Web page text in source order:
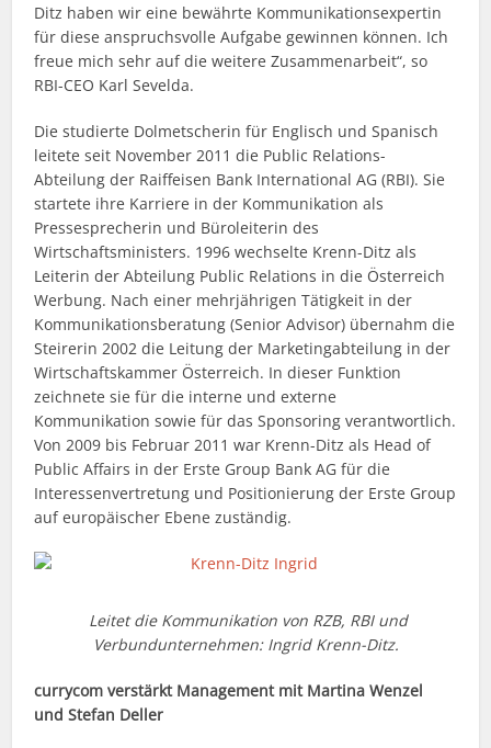
Ditz haben wir eine bewährte Kommunikationsexpertin
für diese anspruchsvolle Aufgabe gewinnen können. Ich
freue mich sehr auf die weitere Zusammenarbeit“, so
RBI-CEO Karl Sevelda.
Die studierte Dolmetscherin für Englisch und Spanisch
leitete seit November 2011 die Public Relations-
Abteilung der Raiffeisen Bank International AG (RBI). Sie
startete ihre Karriere in der Kommunikation als
Pressesprecherin und Büroleiterin des
Wirtschaftsministers. 1996 wechselte Krenn-Ditz als
Leiterin der Abteilung Public Relations in die Österreich
Werbung. Nach einer mehrjährigen Tätigkeit in der
Kommunikationsberatung (Senior Advisor) übernahm die
Steirerin 2002 die Leitung der Marketingabteilung in der
Wirtschaftskammer Österreich. In dieser Funktion
zeichnete sie für die interne und externe
Kommunikation sowie für das Sponsoring verantwortlich.
Von 2009 bis Februar 2011 war Krenn-Ditz als Head of
Public Affairs in der Erste Group Bank AG für die
Interessenvertretung und Positionierung der Erste Group
auf europäischer Ebene zuständig.
Leitet die Kommunikation von RZB, RBI und
Verbundunternehmen: Ingrid Krenn-Ditz.
currycom verstärkt Management mit Martina Wenzel
und Stefan Deller